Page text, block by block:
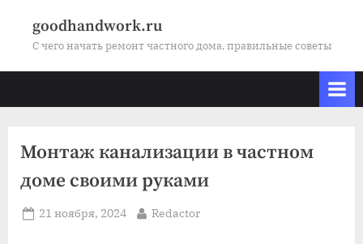
goodhandwork.ru
С чего начать ремонт частного дома, правильные советы
Монтаж канализации в частном
доме своими руками
Posted
21 ноября, 2024 By
Redactor